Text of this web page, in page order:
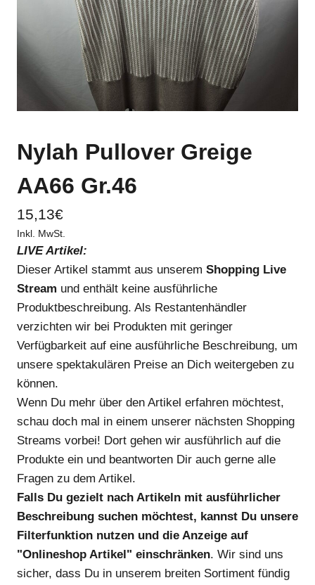
Nylah Pullover Greige
AA66 Gr.46
15,13€
Inkl. MwSt.
LIVE Artikel:
Dieser Artikel stammt aus unserem Shopping Live
Stream und enthält keine ausführliche
Produktbeschreibung. Als Restantenhändler
verzichten wir bei Produkten mit geringer
Verfügbarkeit auf eine ausführliche Beschreibung, um
unsere spektakulären Preise an Dich weitergeben zu
können.
Wenn Du mehr über den Artikel erfahren möchtest,
schau doch mal in einem unserer nächsten Shopping
Streams vorbei! Dort gehen wir ausführlich auf die
Produkte ein und beantworten Dir auch gerne alle
Fragen zu dem Artikel.
Falls Du gezielt nach Artikeln mit ausführlicher
Beschreibung suchen möchtest, kannst Du unsere
Filterfunktion nutzen und die Anzeige auf
"Onlineshop Artikel" einschränken. Wir sind uns
sicher, dass Du in unserem breiten Sortiment fündig